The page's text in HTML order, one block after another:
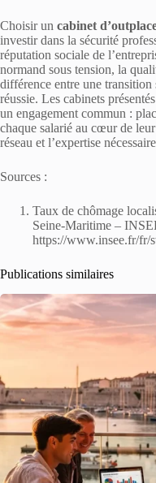
Choisir un cabinet
investir dans la sécurité
réputation sociale de
normand sous tension, la
différence entre une
réussie. Les cabinets
un engagement commun :
chaque salarié au cœur de
réseau et l’expertise
Sources :
Taux de chômage
Seine-Maritime –
https://www.insee.fr/fr/
Publications similaires